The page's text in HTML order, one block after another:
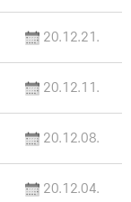
20.12.21.
20.12.11.
20.12.08.
20.12.04.